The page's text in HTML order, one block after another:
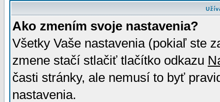
Ako zmením svoje nastavenia?
Všetky Vaše nastavenia (pokiaľ ste
zmene stačí stlačiť tlačítko odkazu
časti stránky, ale nemusí to byť
nastavenia.